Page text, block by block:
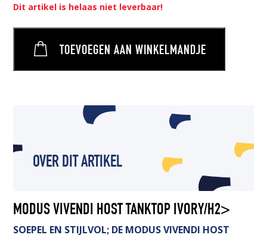
Dit artikel is helaas niet leverbaar!
TOEVOEGEN AAN WINKELMANDJE
OVER DIT ARTIKEL
MODUS VIVENDI HOST TANKTOP IVORY/H2>
SOEPEL EN STIJLVOL; DE MODUS VIVENDI HOST